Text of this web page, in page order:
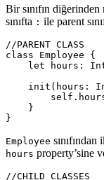
Bir sınıfın
sınıfta : ile parent
//PARENT CLASS
class
Employee
{
let
hours :
init ( hours :
self .
}
}
Employee
hours property’sine
//CHILD CLASSES